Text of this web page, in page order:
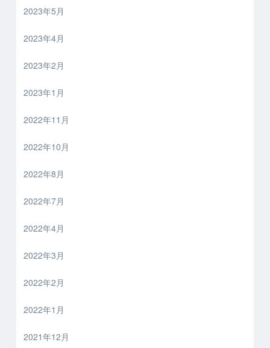
2023年5月
2023年4月
2023年2月
2023年1月
2022年11月
2022年10月
2022年8月
2022年7月
2022年4月
2022年3月
2022年2月
2022年1月
2021年12月